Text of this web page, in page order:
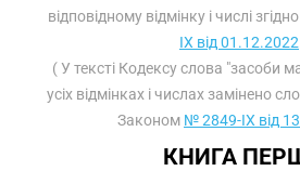
відповідному відмінку і числі
IX від 01.12.2022
( У тексті Кодексу слова "засоби
усіх відмінках і числах замінено
Законом № 2849-IX від
КНИГА